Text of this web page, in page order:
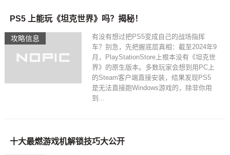
攻略信息
PS5 上能玩《坦克世界》吗？揭秘！
有没有想过把PS5变成自己的战场指挥
车？别急，先把握底层真相：截至2024年9
月，PlayStationStore上根本没有《坦克世
界》的原生版本。多数玩家会想到用PC上
的Steam客户端直接安装，结果发现PS5
是无法直接跑Windows游戏的，除非你用
到...
十大最燃游戏机解锁技巧大公开